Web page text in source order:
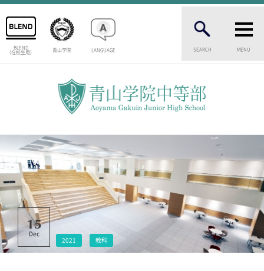
BLEND
（在校生用） 青山学院 LANGUAGE SEARCH MENU
中等部の歴史
特色ある教育
生徒数・教職員数
一貫校の流れ
卒業生インタビュー
校舎情報
メディアライブラリー
15
Dec
2021 教科